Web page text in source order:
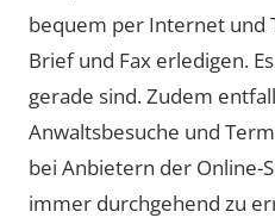
bequem per Internet und
Brief und Fax erledigen.
gerade sind. Zudem
Anwaltsbesuche und
bei Anbietern der Online-
immer durchgehend zu